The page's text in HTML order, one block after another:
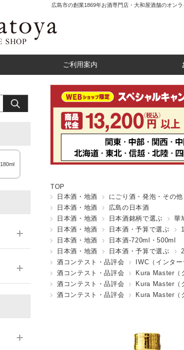
広島市の創業1869年お酒専門店・大和屋酒舗のオン
ご利用案内
TOP
日本酒・地酒
にごり酒・発泡・その他
日本酒・地酒
広島の日本酒
日本酒・地酒
日本酒銘柄で選ぶ
華
日本酒・地酒
日本酒・予算で選ぶ
日本酒・地酒
日本酒-720ml・500ml
日本酒・地酒
日本酒・予算で選ぶ
酒コンテスト・品評会
IWC（インタ
酒コンテスト・品評会
Kura Master（
酒コンテスト・品評会
Kura Master（
酒コンテスト・品評会
Kura Master（
180ml